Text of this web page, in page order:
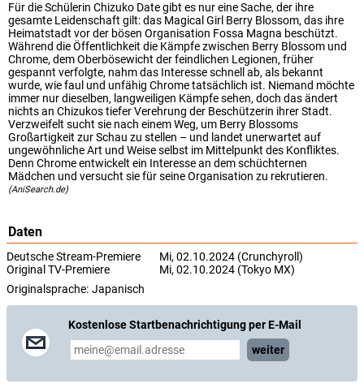
Für die Schülerin Chizuko Date gibt es nur eine Sache, der ihre
gesamte Leidenschaft gilt: das Magical Girl Berry Blossom, das ihre
Heimatstadt vor der bösen Organisation Fossa Magna beschützt.
Während die Öffentlichkeit die Kämpfe zwischen Berry Blossom und
Chrome, dem Oberbösewicht der feindlichen Legionen, früher
gespannt verfolgte, nahm das Interesse schnell ab, als bekannt
wurde, wie faul und unfähig Chrome tatsächlich ist. Niemand möchte
immer nur dieselben, langweiligen Kämpfe sehen, doch das ändert
nichts an Chizukos tiefer Verehrung der Beschützerin ihrer Stadt.
Verzweifelt sucht sie nach einem Weg, um Berry Blossoms
Großartigkeit zur Schau zu stellen – und landet unerwartet auf
ungewöhnliche Art und Weise selbst im Mittelpunkt des Konfliktes.
Denn Chrome entwickelt ein Interesse an dem schüchternen
Mädchen und versucht sie für seine Organisation zu rekrutieren.
(AniSearch.de)
Daten
Deutsche Stream-Premiere
Mi, 02.10.2024 (Crunchyroll)
Original TV-Premiere
Mi, 02.10.2024 (Tokyo MX)
Originalsprache: Japanisch
Kostenlose Startbenachrichtigung per E-Mail
weiter